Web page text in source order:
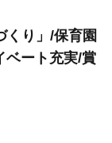
くり」/保育園
ベート充実/賞